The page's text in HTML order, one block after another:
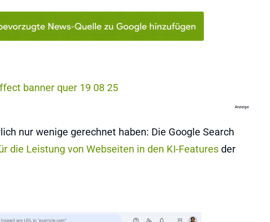
Anzeige
nur wenige gerechnet haben: Die Google Search
die Leistung von Webseiten in den KI-Features der